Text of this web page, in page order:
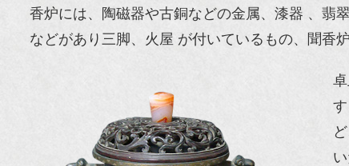
香炉には、陶磁器や古銅などの金属、漆器 、翡
などがあり三脚、火屋 が付いているもの、聞香